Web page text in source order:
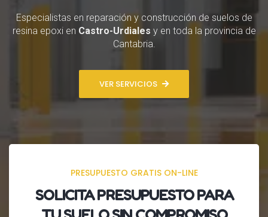
Especialistas en reparación y construcción de suelos de
resina epoxi en Castro-Urdiales y en toda la provincia de
Cantabria.
VER SERVICIOS
PRESUPUESTO GRATIS ON-LINE
SOLICITAPRESUPUESTOPARA